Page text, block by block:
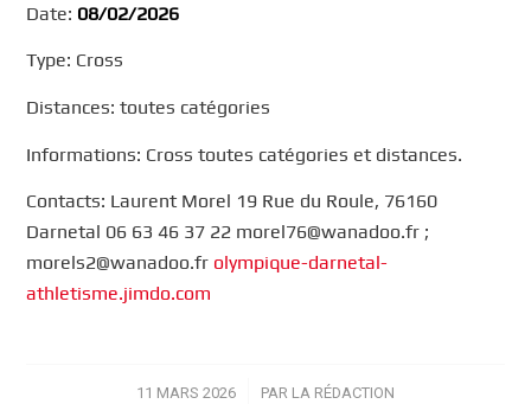
Date: 08/02/2026
Type: Cross
Distances: toutes catégories
Informations: Cross toutes catégories et distances.
Contacts: Laurent Morel 19 Rue du Roule, 76160
Darnetal 06 63 46 37 22 morel76@wanadoo.fr ;
morels2@wanadoo.fr olympique-darnetal-
athletisme.jimdo.com
11 MARS 2026
/ PAR LA RÉDACTION